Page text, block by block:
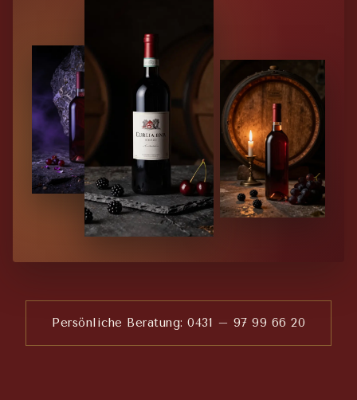
Persönliche Beratung: 0431 – 97 99 66 20